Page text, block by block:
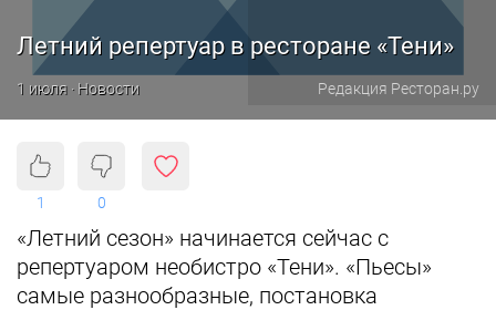
Летний репертуар в ресторане «Тени»
1 июля · Новости Редакция Ресторан.ру
1 0
«Летний сезон» начинается сейчас с
репертуаром необистро «Тени». «Пьесы»
самые разнообразные, постановка